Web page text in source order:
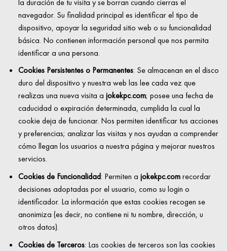
la duración de tu visita y se borran cuando cierras el
navegador. Su finalidad principal es identificar el tipo de
dispositivo, apoyar la seguridad sitio web o su funcionalidad
básica. No contienen información personal que nos permita
identificar a una persona.
Cookies Persistentes o Permanentes: Se almacenan en el disco
duro del dispositivo y nuestra web las lee cada vez que
realizas una nueva visita a jokekpc.com; posee una fecha de
caducidad o expiración determinada, cumplida la cual la
cookie deja de funcionar. Nos permiten identificar tus acciones
y preferencias; analizar las visitas y nos ayudan a comprender
cómo llegan los usuarios a nuestra página y mejorar nuestros
servicios.
Cookies de Funcionalidad: Permiten a jokekpc.comrecordar
decisiones adoptadas por el usuario, como su login o
identificador. La información que estas cookies recogen se
anonimiza (es decir, no contiene ni tu nombre, dirección, u
otros datos).
Cookies de Terceros: Las cookies de terceros son las cookies